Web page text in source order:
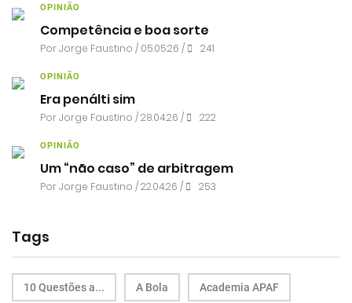
OPINIÃO
Competência e boa sorte
PorJorge Faustino / 05.05.26 / 241
OPINIÃO
Era penálti sim
PorJorge Faustino / 28.04.26 / 222
OPINIÃO
Um “não caso” de arbitragem
PorJorge Faustino / 22.04.26 / 253
Tags
10 Questões a... A Bola Academia APAF